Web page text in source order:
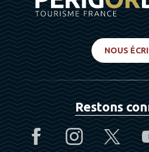
NOUS
Restons